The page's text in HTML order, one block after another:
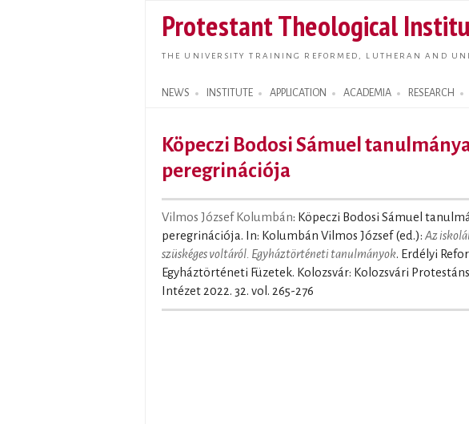
Protestant Theological
THE UNIVERSITY TRAINING REFORMED, LUTHERAN AND
NEWS INSTITUTE APPLICATION ACADEMIA RESEARCH
Search form
Köpeczi Bodosi Sámuel
peregrinációja
Vilmos József Kolumbán: Köpeczi Bodosi Sámuel
peregrinációja. In: Kolumbán Vilmos József (ed.): Az
szüskéges voltáról. Egyháztörténeti tanulmányok. Erdélyi
Egyháztörténeti Füzetek. Kolozsvár: Kolozsvári
Intézet 2022. 32. vol. 265-276